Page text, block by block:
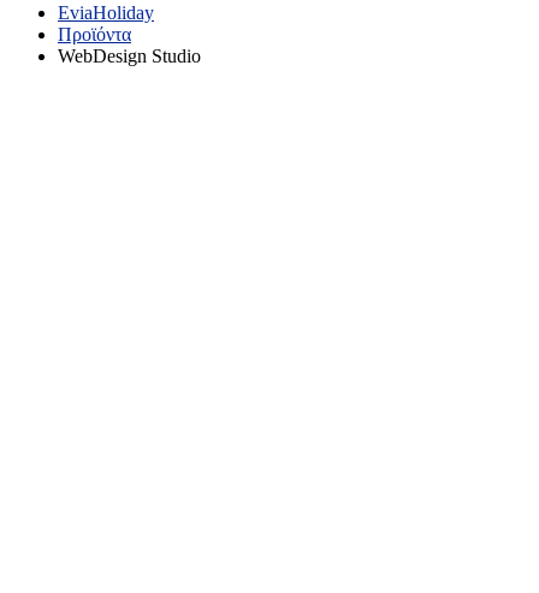
EviaHoliday
Προϊόντα
WebDesign Studio